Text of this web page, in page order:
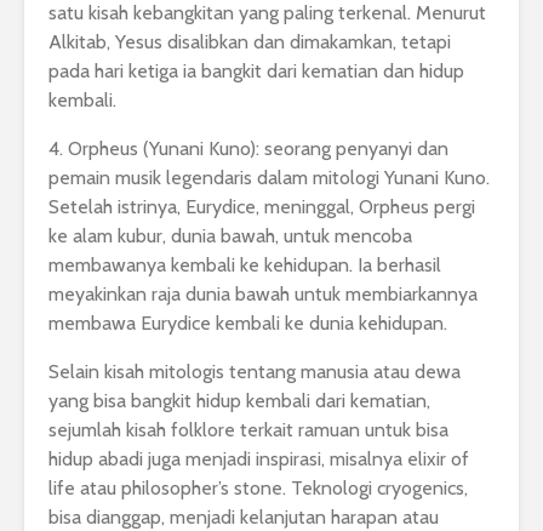
satu kisah kebangkitan yang paling terkenal. Menurut
Alkitab, Yesus disalibkan dan dimakamkan, tetapi
pada hari ketiga ia bangkit dari kematian dan hidup
kembali.
4. Orpheus (Yunani Kuno): seorang penyanyi dan
pemain musik legendaris dalam mitologi Yunani Kuno.
Setelah istrinya, Eurydice, meninggal, Orpheus pergi
ke alam kubur, dunia bawah, untuk mencoba
membawanya kembali ke kehidupan. Ia berhasil
meyakinkan raja dunia bawah untuk membiarkannya
membawa Eurydice kembali ke dunia kehidupan.
Selain kisah mitologis tentang manusia atau dewa
yang bisa bangkit hidup kembali dari kematian,
sejumlah kisah folklore terkait ramuan untuk bisa
hidup abadi juga menjadi inspirasi, misalnya elixir of
life atau philosopher’s stone. Teknologi cryogenics,
bisa dianggap, menjadi kelanjutan harapan atau